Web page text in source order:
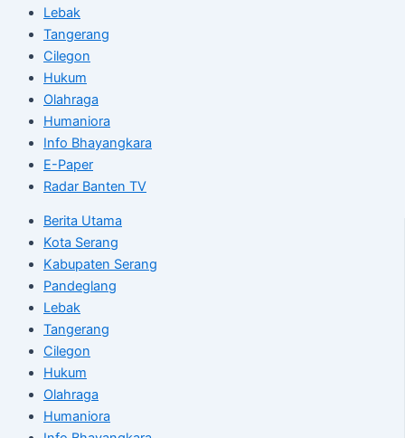
Lebak
Tangerang
Cilegon
Hukum
Olahraga
Humaniora
Info Bhayangkara
E-Paper
Radar Banten TV
Berita Utama
Kota Serang
Kabupaten Serang
Pandeglang
Lebak
Tangerang
Cilegon
Hukum
Olahraga
Humaniora